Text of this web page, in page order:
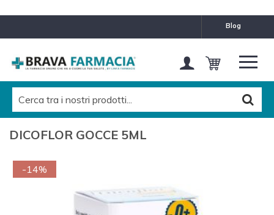
blog
DICOFLOR GOCCE 5ML
-14%